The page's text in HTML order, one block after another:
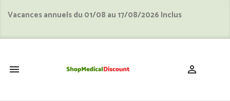
Vacances annuels du 01/08 au 17/08/2026 Inclus
 